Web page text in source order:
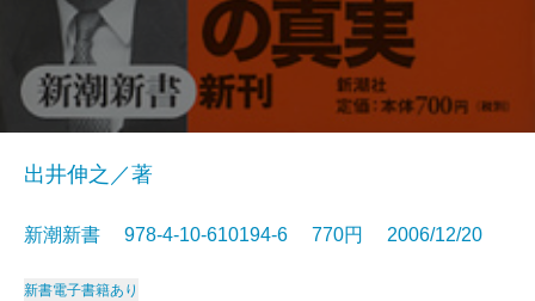
出井伸之／著
新潮新書 978-4-10-610194-6 770円 2006/12/20
新書電子書籍あり